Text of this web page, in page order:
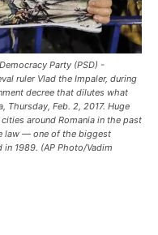
Party (PSD) -
ruler Vlad the Impaler, during
decree that dilutes what
Thursday, Feb. 2, 2017. Huge
around Romania in the past
law — one of the biggest
1989. (AP Photo/Vadim